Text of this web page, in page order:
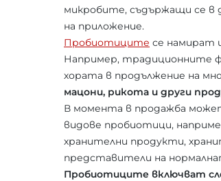
микробите, съдържащи се в
на приложение.
Пробиотиците се намират
Например, традиционните
хората в продължение на
мацони, рикота и други
В момента в продажба
видове пробиотици,
хранителни продукти,
представители на
Пробиотиците включват